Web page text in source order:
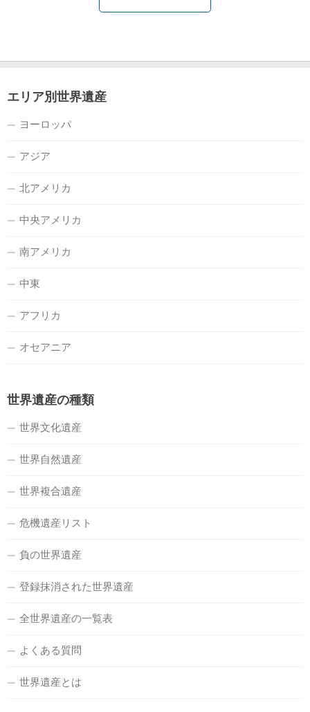
エリア別世界遺産
ヨーロッパ
アジア
北アメリカ
中央アメリカ
南アメリカ
中東
アフリカ
オセアニア
世界遺産の種類
世界文化遺産
世界自然遺産
世界複合遺産
危機遺産リスト
負の世界遺産
登録抹消された世界遺産
全世界遺産の一覧表
よくある質問
世界遺産とは